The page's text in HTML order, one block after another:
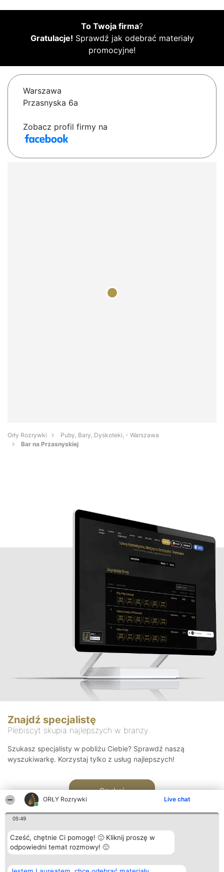
ORŁY Rozrywki Live chat
05:49
Cześć, chętnie Ci pomogę! 🙂 Kliknij proszę w
odpowiedni temat rozmowy! 🙂
To Twoja firma?
Gratulacje! Sprawdź jak odebrać materiały
promocyjne!
Warszawa
Przasnyska 6a
Zobacz profil firmy na
Orły Rozrywki
Puby, Bary, Dyskoteki, - Warszawa
Bar na Przasnyskiej
Znajdź specjalistę
Plebiscyt skupia najlepszych w branży
Szukasz specjalisty w pobliżu Ciebie? Sprawdź naszą
wyszukiwarkę. Korzystaj tylko z usług najlepszych!
Szukaj
Organizator plebiscytu Plebiscyt Kontakt